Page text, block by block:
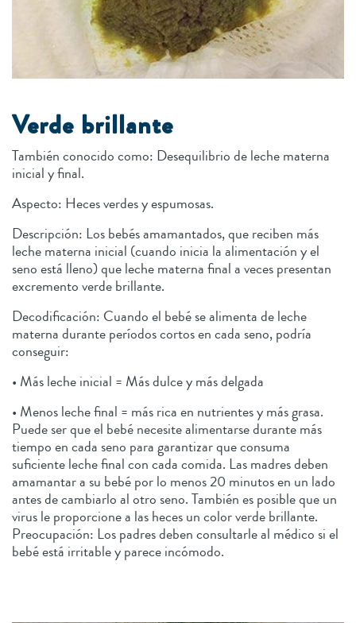
Verde brillante
También conocido como: Desequilibrio de leche materna
inicial y final.
Aspecto: Heces verdes y espumosas.
Descripción: Los bebés amamantados, que reciben más
leche materna inicial (cuando inicia la alimentación y el
seno está lleno) que leche materna final a veces presentan
excremento verde brillante.
Decodificación: Cuando el bebé se alimenta de leche
materna durante períodos cortos en cada seno, podría
conseguir:
• Más leche inicial = Más dulce y más delgada
• Menos leche final = más rica en nutrientes y más grasa.
Puede ser que el bebé necesite alimentarse durante más
tiempo en cada seno para garantizar que consuma
suficiente leche final con cada comida. Las madres deben
amamantar a su bebé por lo menos 20 minutos en un lado
antes de cambiarlo al otro seno. También es posible que un
virus le proporcione a las heces un color verde brillante.
Preocupación: Los padres deben consultarle al médico si el
bebé está irritable y parece incómodo.